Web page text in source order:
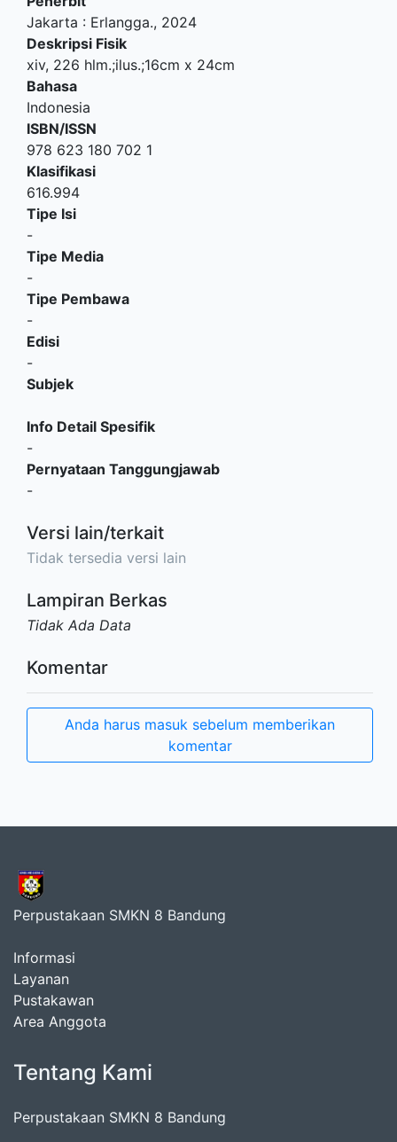
Jakarta : Erlangga., 2024
Deskripsi Fisik
xiv, 226 hlm.;ilus.;16cm x 24cm
Bahasa
Indonesia
ISBN/ISSN
978 623 180 702 1
Klasifikasi
616.994
Tipe Isi
-
Tipe Media
-
Tipe Pembawa
-
Edisi
-
Subjek
Info Detail Spesifik
-
Pernyataan Tanggungjawab
-
Versi lain/terkait
Tidak tersedia versi lain
Lampiran Berkas
Tidak Ada Data
Komentar
Anda harus masuk sebelum memberikan
komentar
Perpustakaan SMKN 8 Bandung
Informasi
Layanan
Pustakawan
Area Anggota
Tentang Kami
Perpustakaan SMKN 8 Bandung